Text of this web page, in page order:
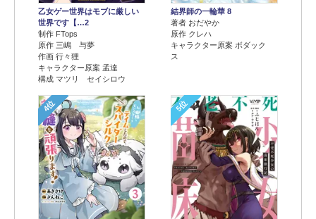
乙女ゲー世界はモブに厳しい
世界です【…2
制作 FTops
原作 三嶋 与夢
作画 行々狸
キャラクター原案 孟達
構成 マツリ セイシロウ
結界師の一輪華 8
著者 おだやか
原作 クレハ
キャラクター原案 ボダック
ス
4位 5位